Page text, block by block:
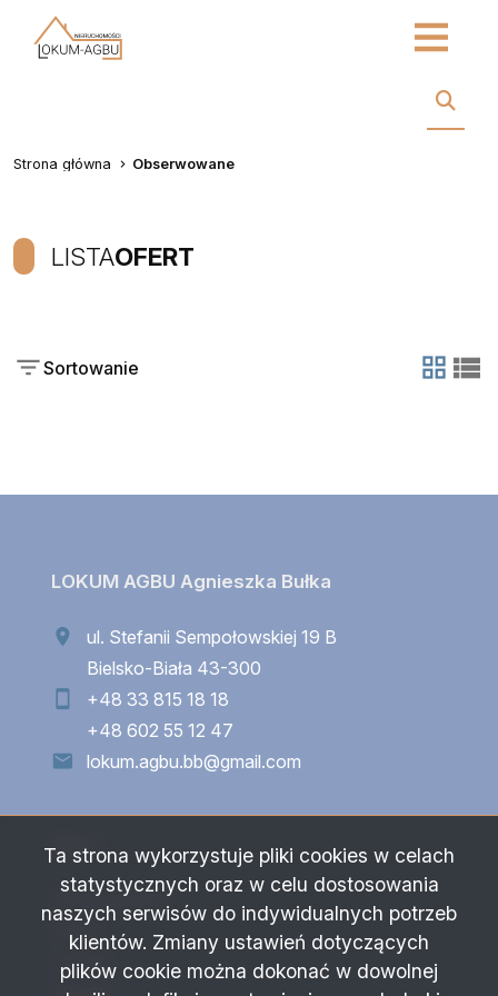
Strona główna Obserwowane
LISTAOFERT
Sortowanie
tabelalista
LOKUM AGBU Agnieszka Bułka
ul. Stefanii Sempołowskiej 19 B
Bielsko-Biała 43-300
+48 33 815 18 18
+48 602 55 12 47
lokum.agbu.bb@gmail.com
Menu
Strona główna
Oferty
O firmie
Ta strona wykorzystuje pliki cookies w celach
statystycznych oraz w celu dostosowania
naszych serwisów do indywidualnych potrzeb
klientów. Zmiany ustawień dotyczących
plików cookie można dokonać w dowolnej